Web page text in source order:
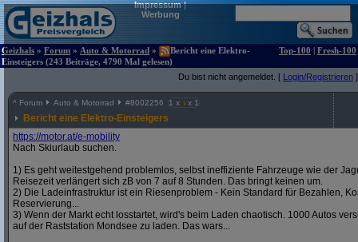
Impressum|
Werbung
Geizhals » Forum » Auto & Motorrad »
Bericht eine Elektro-
Einsteigers (243 Beiträge, 4790 Mal gelesen)
Top-100 | Fresh-100
Du bist nicht angemeldet. [ Login/Registrieren ]
^ Forum Auto & Motorrad #8002256 1 x x 1
Bericht eine Elektro-Einsteigers
https://motor.at/e-mobility
Nach Skiurlaub suchen.
1) Es geht weitestgehend problemlos, selbst ineffiziente Fahrzeuge wie der
Reisezeit verlängert sich zB von 7 auf 8 Stunden. Das bringt keinen um.
2) Die Ladeinfrastruktur ist ein Riesenproblem - Kein Standard für Bezahlen,
Reservierung...
3) Wenn der Markt echt losstartet, wird's beim Laden chaotisch. 1000 Autos
auf der Raststation Mondsee zu laden. Das wars...